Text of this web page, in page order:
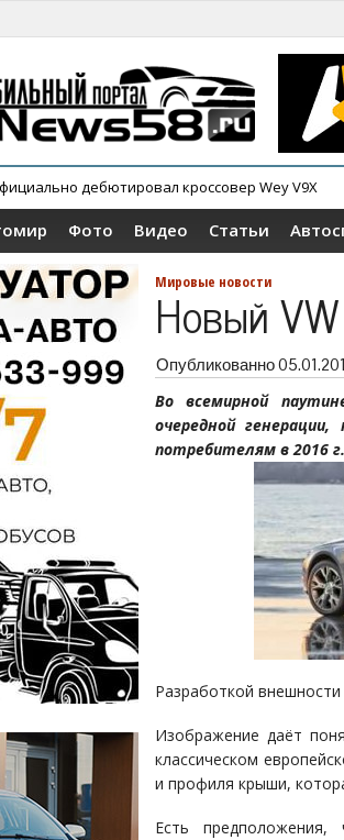
дебютировал кроссовер Wey V9X
Фото Видео Статьи
Мировые новости
Новый
Опубликованно
Во всемирной
очередной
потребителям в 2016 г.
Разработкой
Изображение даёт
классическом
и профиля крыши,
Есть